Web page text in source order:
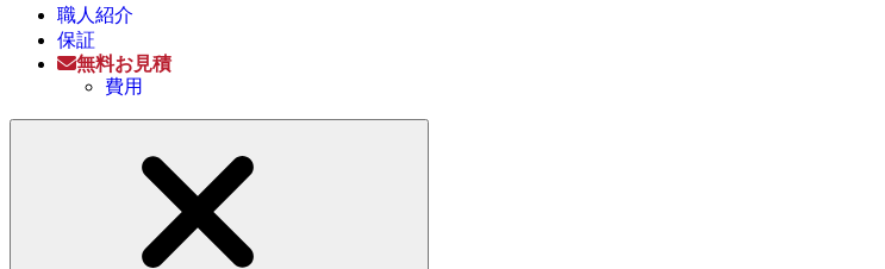
職人紹介
保証
無料お見積
費用